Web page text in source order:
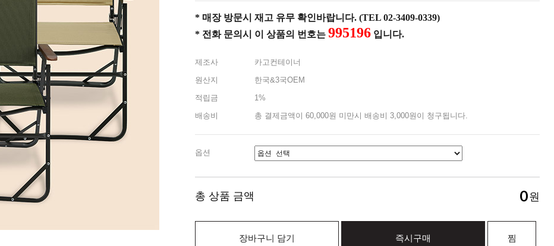
* 매장 방문시 재고 유무 확인바랍니다. (TEL 02-3409-0339)
* 전화 문의시 이 상품의 번호는 995196 입니다.
제조사
카고컨테이너
원산지
한국&3국OEM
적립금
1%
배송비
총 결제금액이 60,000원 미만시 배송비 3,000원이 청구됩니다.
옵션
총 상품 금액 0원
장바구니 담기 즉시구매 찜